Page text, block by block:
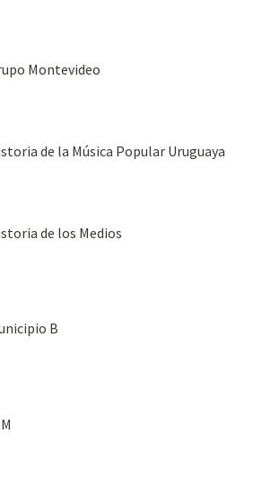
Montevideo
de la Música Popular Uruguaya
de los Medios
B